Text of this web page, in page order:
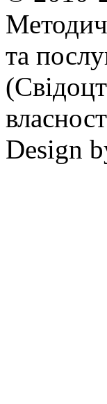
та
Design